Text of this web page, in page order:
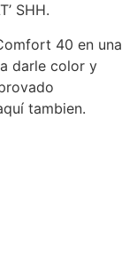
SHH.
40 en una
darle color y
tambien.